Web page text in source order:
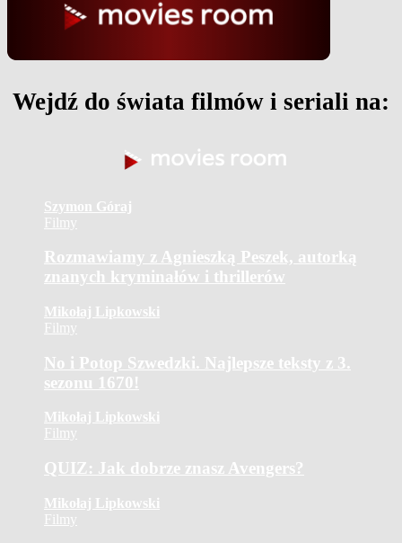
Wejdź do świata filmów i seriali na:
Szymon Góraj
Filmy
Rozmawiamy z Agnieszką Peszek, autorką
znanych kryminałów i thrillerów
Mikołaj Lipkowski
Filmy
No i Potop Szwedzki. Najlepsze teksty z 3.
sezonu 1670!
Mikołaj Lipkowski
Filmy
QUIZ: Jak dobrze znasz Avengers?
Mikołaj Lipkowski
Filmy